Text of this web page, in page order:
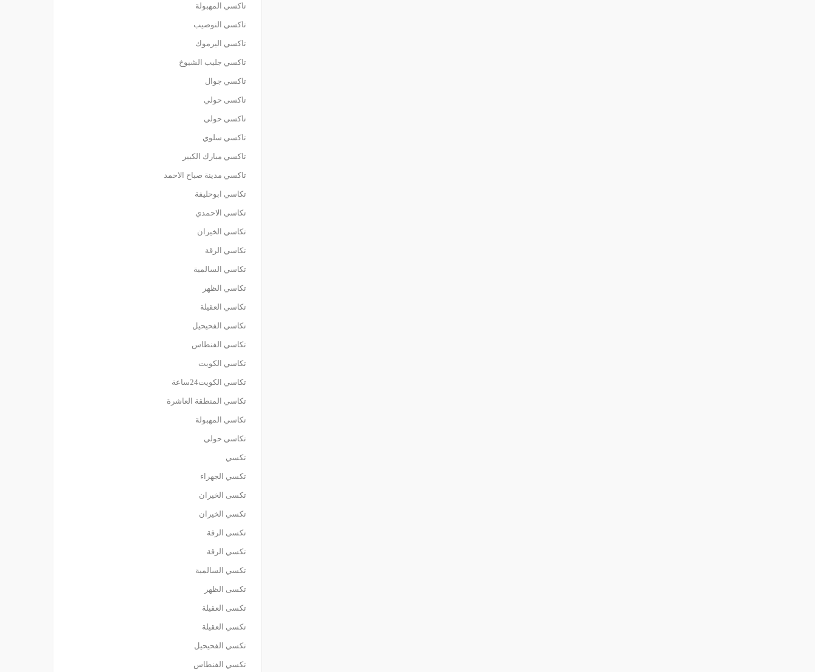
تاكسي المهبولة
تاكسي النوصيب
تاكسي اليرموك
تاكسي جليب الشيوخ
تاكسي جوال
تاكسى حولي
تاكسي حولي
تاكسي سلوي
تاكسي مبارك الكبير
تاكسي مدينة صباح الاحمد
تكاسي ابوحليفة
تكاسي الاحمدي
تكاسي الخيران
تكاسي الرقة
تكاسي السالمية
تكاسي الظهر
تكاسي العقيلة
تكاسي الفحيحيل
تكاسي الفنطاس
تكاسي الكويت
تكاسي الكويت24ساعة
تكاسي المنطقة العاشرة
تكاسي المهبولة
تكاسي حولي
تكسي
تكسي الجهراء
تكسى الخيران
تكسي الخيران
تكسى الرقة
تكسي الرقة
تكسي السالمية
تكسى الظهر
تكسى العقيلة
تكسي العقيلة
تكسي الفحيحيل
تكسي الفنطاس